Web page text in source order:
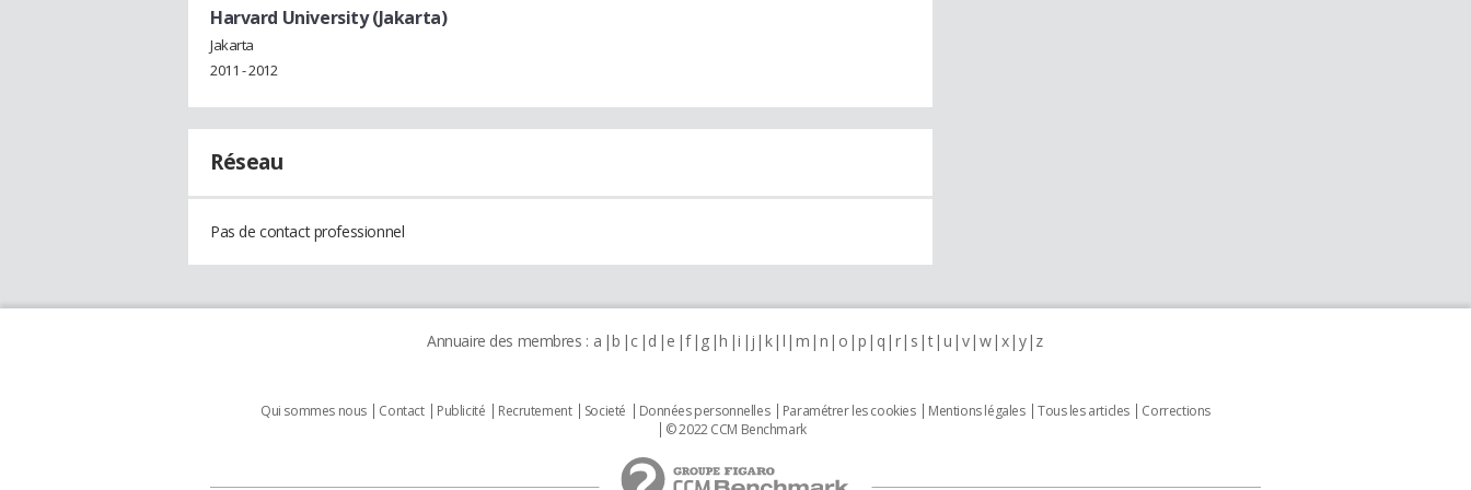
Harvard University (Jakarta)
Jakarta
2011 - 2012
Réseau
Pas de contact professionnel
Annuaire des membres : a b c d e f g h i j k l m n o p q r s t u v w x y z
Qui sommes nous Contact Publicité Recrutement Societé Données personnelles Paramétrer les cookies Mentions légales Tous les articles
Corrections
© 2022 CCM Benchmark